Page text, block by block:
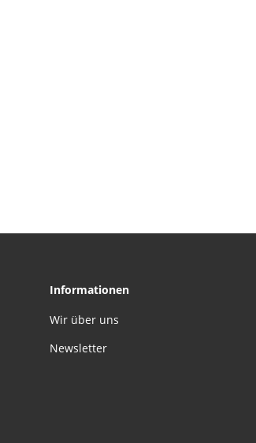
Informationen
Wir über uns
Newsletter